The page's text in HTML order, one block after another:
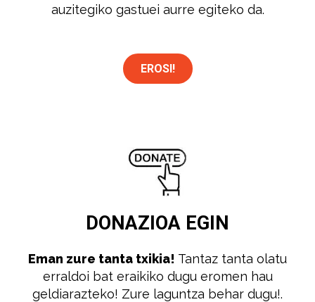
auzitegiko gastuei aurre egiteko da.
EROSI!
DONAZIOA EGIN
Eman zure tanta txikia! Tantaz tanta olatu
erraldoi bat eraikiko dugu eromen hau
geldiarazteko! Zure laguntza behar dugu!.